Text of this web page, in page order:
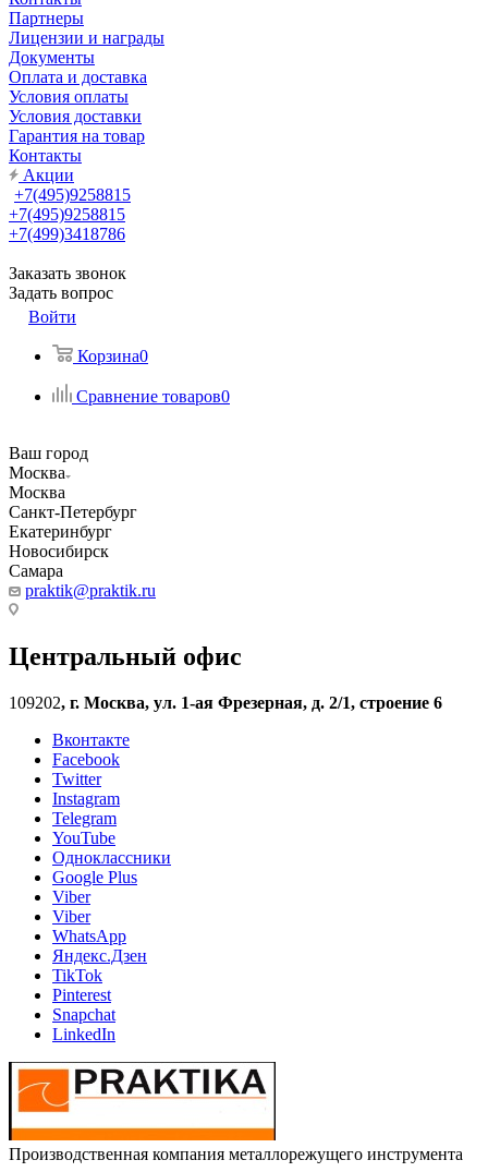
Партнеры
Лицензии и награды
Документы
Оплата и доставка
Условия оплаты
Условия доставки
Гарантия на товар
Контакты
Акции
+7(495)9258815
+7(495)9258815
+7(499)3418786
Заказать звонок
Задать вопрос
Войти
Корзина0
Сравнение товаров0
Ваш город
Москва
Москва
Санкт-Петербург
Екатеринбург
Новосибирск
Самара
praktik@praktik.ru
Центральный офис
109202, г. Москва, ул. 1-ая Фрезерная, д. 2/1, строение 6
Вконтакте
Facebook
Twitter
Instagram
Telegram
YouTube
Одноклассники
Google Plus
Viber
Viber
WhatsApp
Яндекс.Дзен
TikTok
Pinterest
Snapchat
LinkedIn
Производственная компания металлорежущего инструмента